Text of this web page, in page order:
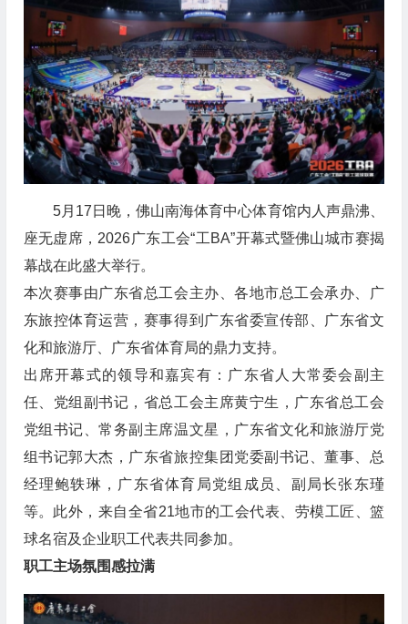
5月17日晚，佛山南海体育中心体育馆内人声鼎沸、
座无虚席，2026广东工会“工BA”开幕式暨佛山城市赛揭
幕战在此盛大举行。
本次赛事由广东省总工会主办、各地市总工会承办、广
东旅控体育运营，赛事得到广东省委宣传部、广东省文
化和旅游厅、广东省体育局的鼎力支持。
出席开幕式的领导和嘉宾有：广东省人大常委会副主
任、党组副书记，省总工会主席黄宁生，广东省总工会
党组书记、常务副主席温文星，广东省文化和旅游厅党
组书记郭大杰，广东省旅控集团党委副书记、董事、总
经理鲍轶琳，广东省体育局党组成员、副局长张东瑾
等。此外，来自全省21地市的工会代表、劳模工匠、篮
球名宿及企业职工代表共同参加。
职工主场氛围感拉满